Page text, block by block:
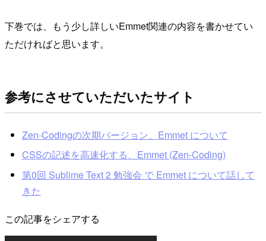
下巻では、もう少し詳しいEmmet関連の内容を書かせてい
ただければと思います。
参考にさせていただいたサイト
Zen-Codingの次期バージョン、Emmet について
CSSの記述を高速化する、Emmet (Zen-Coding)
第0回 Sublime Text 2 勉強会 で Emmet について話して
きた
この記事をシェアする